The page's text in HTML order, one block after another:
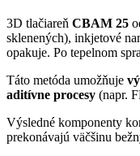
3D tlačiareň CBAM 25
sklenených), inkjetové
opakuje. Po tepelnom
Táto metóda umožňuje
aditívne procesy (napr.
Výsledné komponenty
prekonávajú väčšinu